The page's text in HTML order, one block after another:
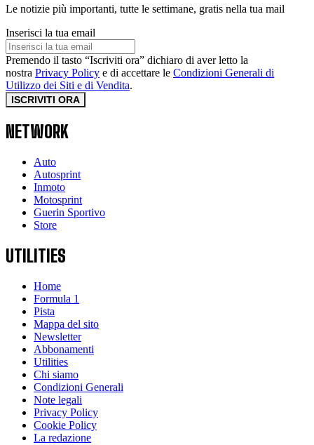
Le notizie più importanti, tutte le settimane, gratis nella tua mail
Inserisci la tua email
Premendo il tasto “Iscriviti ora” dichiaro di aver letto la
nostra Privacy Policy e di accettare le Condizioni Generali di
Utilizzo dei Siti e di Vendita.
ISCRIVITI ORA
NETWORK
Auto
Autosprint
Inmoto
Motosprint
Guerin Sportivo
Store
UTILITIES
Home
Formula 1
Pista
Mappa del sito
Newsletter
Abbonamenti
Utilities
Chi siamo
Condizioni Generali
Note legali
Privacy Policy
Cookie Policy
La redazione